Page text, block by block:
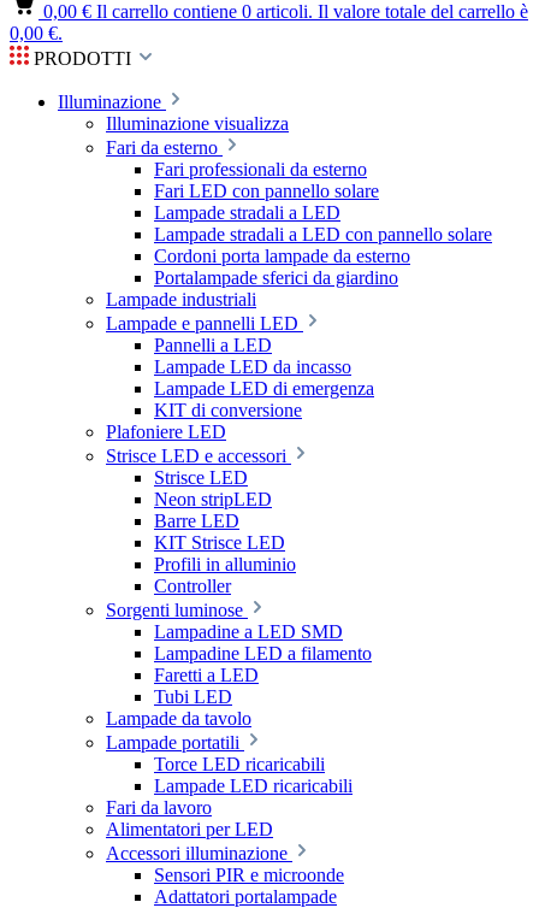
0,00 € Il carrello contiene 0 articoli. Il valore totale del carrello è
0,00 €.
PRODOTTI
Illuminazione
Illuminazione visualizza
Fari da esterno
Fari professionali da esterno
Fari LED con pannello solare
Lampade stradali a LED
Lampade stradali a LED con pannello solare
Cordoni porta lampade da esterno
Portalampade sferici da giardino
Lampade industriali
Lampade e pannelli LED
Pannelli a LED
Lampade LED da incasso
Lampade LED di emergenza
KIT di conversione
Plafoniere LED
Strisce LED e accessori
Strisce LED
Neon stripLED
Barre LED
KIT Strisce LED
Profili in alluminio
Controller
Sorgenti luminose
Lampadine a LED SMD
Lampadine LED a filamento
Faretti a LED
Tubi LED
Lampade da tavolo
Lampade portatili
Torce LED ricaricabili
Lampade LED ricaricabili
Fari da lavoro
Alimentatori per LED
Accessori illuminazione
Sensori PIR e microonde
Adattatori portalampade